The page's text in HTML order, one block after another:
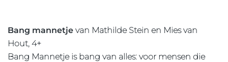
Bang mannetje van Mathilde Stein en Mies van
Hout, 4+
Bang Mannetje is bang van alles: voor mensen die